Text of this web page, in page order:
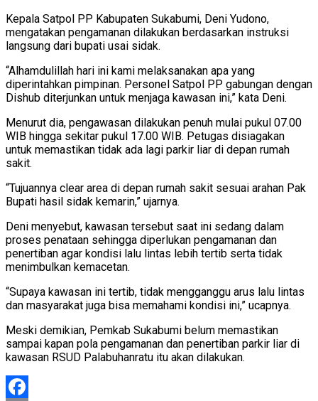
Kepala Satpol PP Kabupaten Sukabumi, Deni Yudono,
mengatakan pengamanan dilakukan berdasarkan instruksi
langsung dari bupati usai sidak.
“Alhamdulillah hari ini kami melaksanakan apa yang
diperintahkan pimpinan. Personel Satpol PP gabungan dengan
Dishub diterjunkan untuk menjaga kawasan ini,” kata Deni.
Menurut dia, pengawasan dilakukan penuh mulai pukul 07.00
WIB hingga sekitar pukul 17.00 WIB. Petugas disiagakan
untuk memastikan tidak ada lagi parkir liar di depan rumah
sakit.
“Tujuannya clear area di depan rumah sakit sesuai arahan Pak
Bupati hasil sidak kemarin,” ujarnya.
Deni menyebut, kawasan tersebut saat ini sedang dalam
proses penataan sehingga diperlukan pengamanan dan
penertiban agar kondisi lalu lintas lebih tertib serta tidak
menimbulkan kemacetan.
“Supaya kawasan ini tertib, tidak mengganggu arus lalu lintas
dan masyarakat juga bisa memahami kondisi ini,” ucapnya.
Meski demikian, Pemkab Sukabumi belum memastikan
sampai kapan pola pengamanan dan penertiban parkir liar di
kawasan RSUD Palabuhanratu itu akan dilakukan.